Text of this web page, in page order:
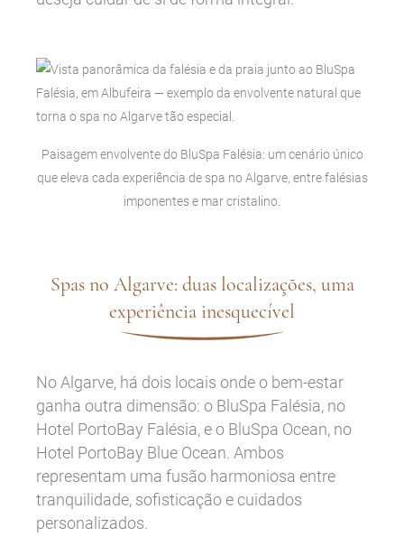
Paisagem envolvente do BluSpa Falésia: um cenário único
que eleva cada experiência de spa no Algarve, entre falésias
imponentes e mar cristalino.
Spas no Algarve: duas localizações, uma
experiência inesquecível
No Algarve, há dois locais onde o bem-estar
ganha outra dimensão: o BluSpa Falésia, no
Hotel PortoBay Falésia, e o BluSpa Ocean, no
Hotel PortoBay Blue Ocean. Ambos
representam uma fusão harmoniosa entre
tranquilidade, sofisticação e cuidados
personalizados.